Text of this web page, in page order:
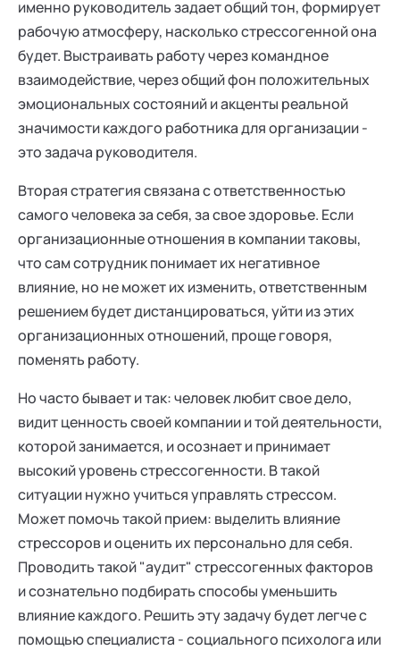
именно руководитель задает общий тон, формирует
рабочую атмосферу, насколько стрессогенной она
будет. Выстраивать работу через командное
взаимодействие, через общий фон положительных
эмоциональных состояний и акценты реальной
значимости каждого работника для организации -
это задача руководителя.
Вторая стратегия связана с ответственностью
самого человека за себя, за свое здоровье. Если
организационные отношения в компании таковы,
что сам сотрудник понимает их негативное
влияние, но не может их изменить, ответственным
решением будет дистанцироваться, уйти из этих
организационных отношений, проще говоря,
поменять работу.
Но часто бывает и так: человек любит свое дело,
видит ценность своей компании и той деятельности,
которой занимается, и осознает и принимает
высокий уровень стрессогенности. В такой
ситуации нужно учиться управлять стрессом.
Может помочь такой прием: выделить влияние
стрессоров и оценить их персонально для себя.
Проводить такой "аудит" стрессогенных факторов
и сознательно подбирать способы уменьшить
влияние каждого. Решить эту задачу будет легче с
помощью специалиста - социального психолога или